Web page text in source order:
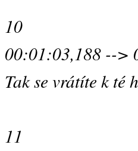
10
00:01:03,188 -->
Tak se vrátíte k té
11